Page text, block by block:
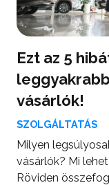
Ezt az 5
vásárlók!
SZOLGÁLTATÁS
Milyen
vásárlók? Mi
Röviden